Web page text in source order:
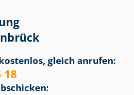
gleich anrufen:
18